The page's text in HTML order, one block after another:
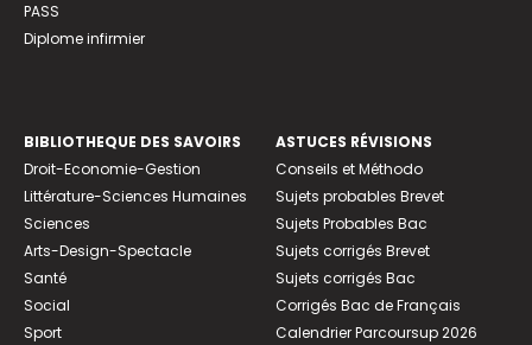
PASS
Diplome infirmier
BIBLIOTHEQUE DES SAVOIRS
Droit-Economie-Gestion
Littérature-Sciences Humaines
Sciences
Arts-Design-Spectacle
Santé
Social
Sport
ASTUCES RÉVISIONS
Conseils et Méthodo
Sujets probables Brevet
Sujets Probables Bac
Sujets corrigés Brevet
Sujets corrigés Bac
Corrigés Bac de Français
Calendrier Parcoursup 2026